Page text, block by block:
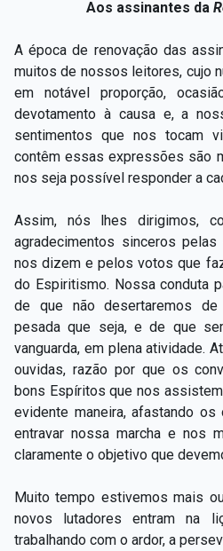
Aos assinantes da
A época de renovação das
muitos de nossos leitores, cujo
em notável proporção,
devotamento à causa e, a
sentimentos que nos tocam
contêm essas expressões são
nos seja possível responder a
Assim, nós lhes dirigimos,
agradecimentos sinceros
nos dizem e pelos votos que
do Espiritismo. Nossa conduta
de que não desertaremos
pesada que seja, e de que
vanguarda, em plena atividade.
ouvidas, razão por que os
bons Espíritos que nos
evidente maneira, afastando
entravar nossa marcha e nos
claramente o objetivo que
Muito tempo estivemos mais
novos lutadores entram na
trabalhando com o ardor, a